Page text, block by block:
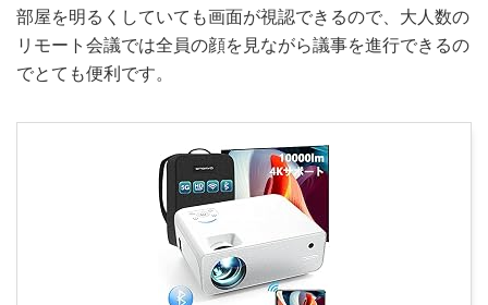
部屋を明るくしていても画面が視認できるので、大人数の
リモート会議では全員の顔を見ながら議事を進行できるの
でとても便利です。